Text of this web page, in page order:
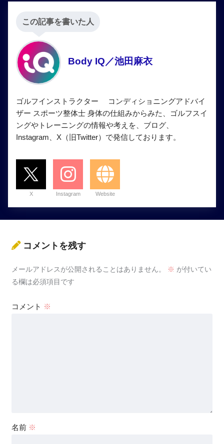
この記事を書いた人
Body IQ／池田麻衣
ゴルフインストラクター コンディショニングアドバイ
ザー スポーツ整体士 身体の仕組みからみた、ゴルフスイ
ングやトレーニングの情報や考えを、ブログ、
Instagram、X（旧Twitter）で発信しております。
X Instagram Website
コメントを残す
メールアドレスが公開されることはありません。 ※ が付いてい
る欄は必須項目です
コメント ※
名前 ※